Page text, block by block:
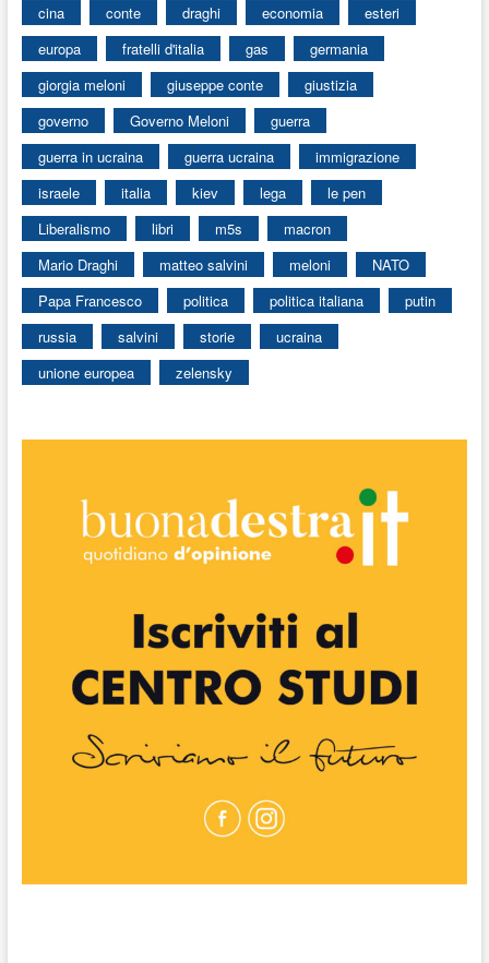
cina
conte draghi economia
esteri
europa
fratelli d'italia gas
germania
giorgia meloni
giuseppe conte
giustizia
governo
Governo Meloni
guerra
guerra in ucraina
guerra ucraina
immigrazione
israele
italia kiev lega
le pen
Liberalismo
libri m5s
macron
Mario Draghi
matteo salvini meloni
NATO
Papa Francesco
politica politica italiana
putin
russia
salvini storie
ucraina
unione europea
zelensky